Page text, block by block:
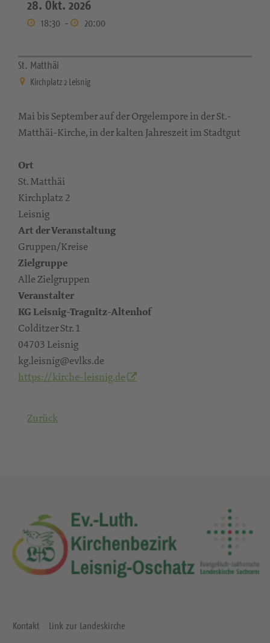
28. Okt. 2026
18:30 - 20:00
St. Matthäi
Kirchplatz 2 Leisnig
Mai bis September auf der Orgelempore in der St.-
Matthäi-Kirche, in der kalten Jahreszeit im Stadtgut
Ort
St. Matthäi
Kirchplatz 2
Leisnig
Art der Veranstaltung
Gruppen/Kreise
Zielgruppe
Alle Zielgruppen
Veranstalter
KG Leisnig-Tragnitz-Altenhof
Colditzer Str. 1
04703 Leisnig
kg.leisnig@evlks.de
https://kirche-leisnig.de
Zurück
Kontakt Link zur Landeskirche